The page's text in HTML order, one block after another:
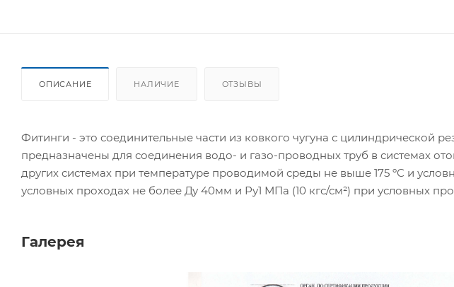
ОПИСАНИЕ НАЛИЧИЕ ОТЗЫВЫ
Фитинги - это соединительные части из ковкого чугуна с цилиндрической
предназначены для соединения водо- и газо-проводных труб в системах
других системах при температуре проводимой среды не выше 175 ºС и
условных проходах не более Ду 40мм и Ру1 МПа (10 кгс/см²) при условных
Галерея